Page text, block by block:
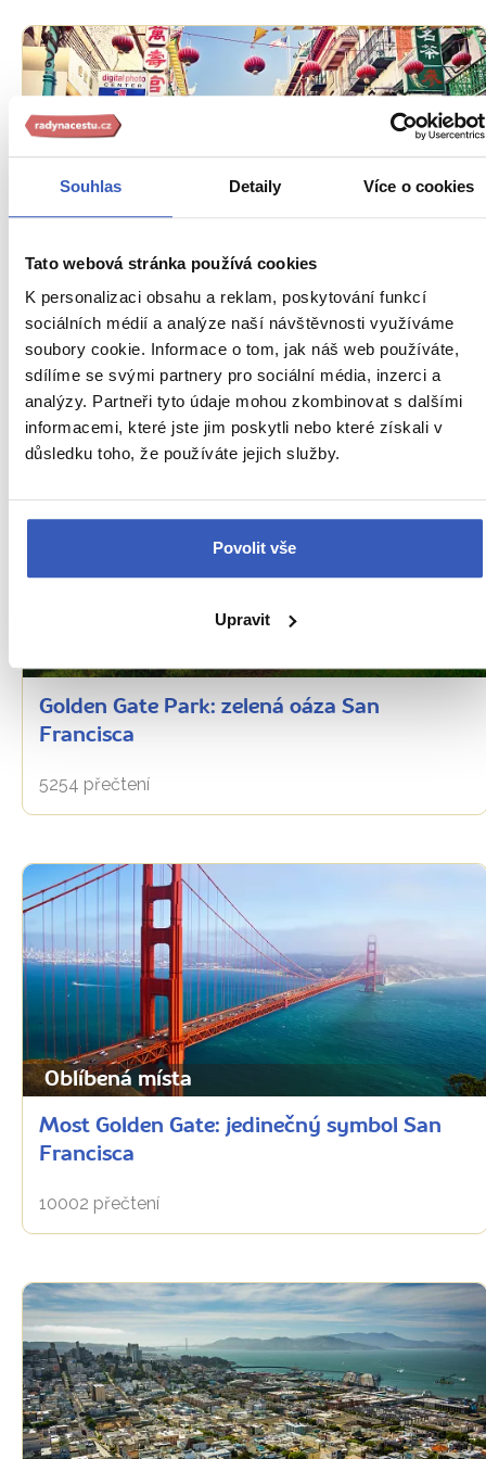
Souhlas Detaily Více o cookies
Tato webová stránka používá cookies
K personalizaci obsahu a reklam, poskytování funkcí
sociálních médií a analýze naší návštěvnosti využíváme
soubory cookie. Informace o tom, jak náš web používáte,
sdílíme se svými partnery pro sociální média, inzerci a
analýzy. Partneři tyto údaje mohou zkombinovat s dalšími
informacemi, které jste jim poskytli nebo které získali v
důsledku toho, že používáte jejich služby.
Povolit vše
Upravit
Čínská čtvrť San Francisca: město ve
městě, hříšná čtvrť a zničující zemětřesení
8299 přečtení
Golden Gate Park: zelená oáza San
Francisca
5254 přečtení
Oblíbená místa
Most Golden Gate: jedinečný symbol San
Francisca
10002 přečtení